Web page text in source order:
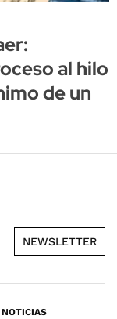
al hilo
de un
NEWSLETTER